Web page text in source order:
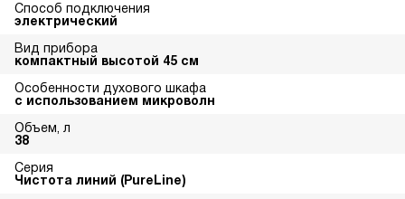
Способ подключения
электрический
Вид прибора
компактный высотой 45 см
Особенности духового шкафа
с использованием микроволн
Объем, л
38
Серия
Чистота линий (PureLine)